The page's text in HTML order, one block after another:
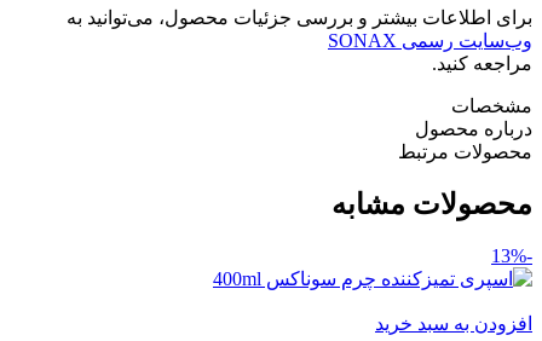
برای اطلاعات بیشتر و بررسی جزئیات محصول، می‌توانید به
وب‌سایت رسمی SONAX
مراجعه کنید.
مشخصات
درباره محصول
محصولات مرتبط
محصولات مشابه
-13%
افزودن به سبد خرید